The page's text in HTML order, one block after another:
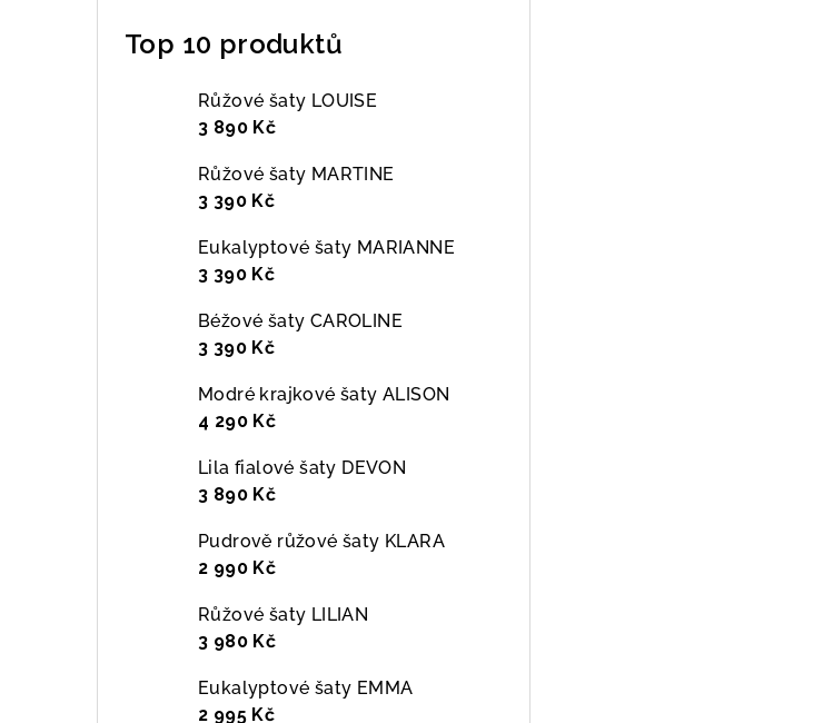
Top 10 produktů
Růžové šaty LOUISE
3 890 Kč
Růžové šaty MARTINE
3 390 Kč
Eukalyptové šaty MARIANNE
3 390 Kč
Béžové šaty CAROLINE
3 390 Kč
Modré krajkové šaty ALISON
4 290 Kč
Lila fialové šaty DEVON
3 890 Kč
Pudrově růžové šaty KLARA
2 990 Kč
Růžové šaty LILIAN
3 980 Kč
Eukalyptové šaty EMMA
2 995 Kč